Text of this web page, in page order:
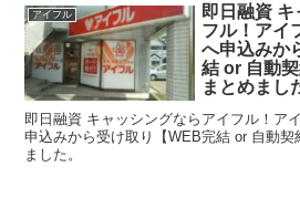
アイフル
即日融資
フル！アイ
へ申込みか
結 or 自動
まとめまし
即日融資 キャッシングならアイフル！ア
申込みから受け取り【WEB完結 or 自動契
ました。